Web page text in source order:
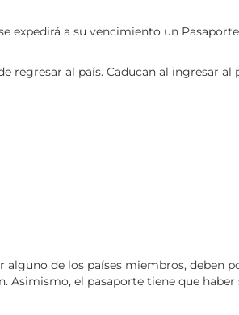
expedirá a su vencimiento un
regresar al país. Caducan al ingresar al
alguno de los países miembros, deben
Asimismo, el pasaporte tiene que haber